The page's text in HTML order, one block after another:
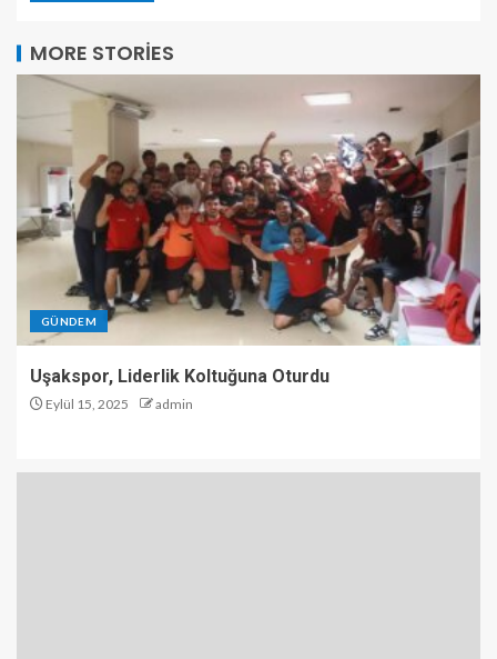
MORE STORIES
GÜNDEM
Uşakspor, Liderlik Koltuğuna Oturdu
Eylül 15, 2025 admin